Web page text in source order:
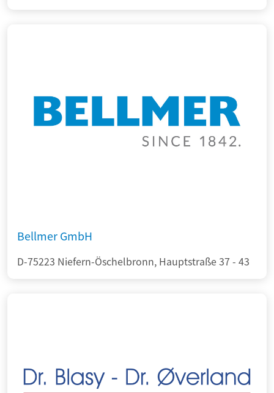
Bellmer GmbH
D-75223 Niefern-Öschelbronn, Hauptstraße 37 - 43